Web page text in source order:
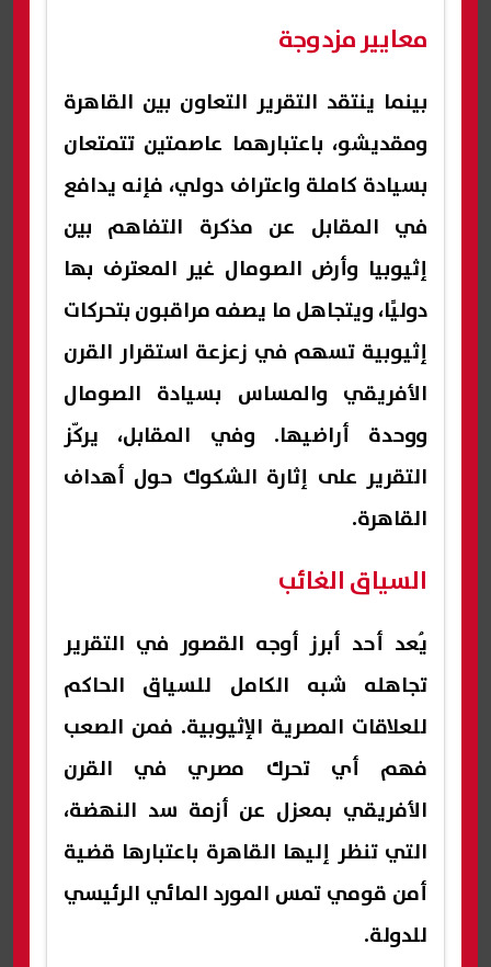
معايير مزدوجة
بينما ينتقد التقرير التعاون بين القاهرة
ومقديشو، باعتبارهما عاصمتين تتمتعان
بسيادة كاملة واعتراف دولي، فإنه يدافع
في المقابل عن مذكرة التفاهم بين
إثيوبيا وأرض الصومال غير المعترف بها
دوليًا، ويتجاهل ما يصفه مراقبون بتحركات
إثيوبية تسهم في زعزعة استقرار القرن
الأفريقي والمساس بسيادة الصومال
ووحدة أراضيها. وفي المقابل، يركّز
التقرير على إثارة الشكوك حول أهداف
القاهرة.
السياق الغائب
يُعد أحد أبرز أوجه القصور في التقرير
تجاهله شبه الكامل للسياق الحاكم
للعلاقات المصرية الإثيوبية. فمن الصعب
فهم أي تحرك مصري في القرن
الأفريقي بمعزل عن أزمة سد النهضة،
التي تنظر إليها القاهرة باعتبارها قضية
أمن قومي تمس المورد المائي الرئيسي
للدولة.